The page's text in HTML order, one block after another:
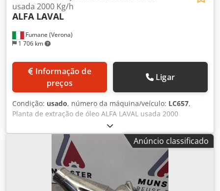
Fumane (Verona)
1 706 km
usada 2000 Kg/h
ALFA LAVAL
preços
Ligar
Condição: usado, número da máquina/veículo: LC657,
Planta de extração de óleo ALFA LAVAL usada 2000
Kg/hEspecificações Técnicas & Dados de DesempenhoEsta
linha completa de processamento de azeite combina a
tecnologia de separação comprovada da Alfa Laval com
equipamentos robustos de batedura (malaxagem) e
preparação, oferecendo desempenho confiável de extração
contínua. É uma solução industrial de segunda mão,
projetada para operar a montante de um sistema de
Anúncio classificado